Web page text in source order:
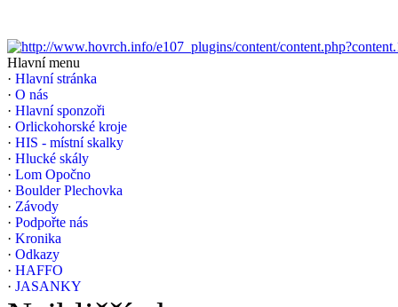
Hlavní menu
· Hlavní stránka
· O nás
· Hlavní sponzoři
· Orlickohorské kroje
· HIS - místní skalky
· Hlucké skály
· Lom Opočno
· Boulder Plechovka
· Závody
· Podpořte nás
· Kronika
· Odkazy
· HAFFO
· JASANKY